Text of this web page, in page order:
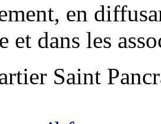
en
et dans les
Saint